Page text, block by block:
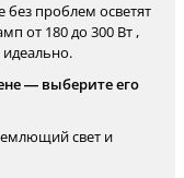
проблем осветят
от 180 до 300 Вт ,
— выберите его
свет и